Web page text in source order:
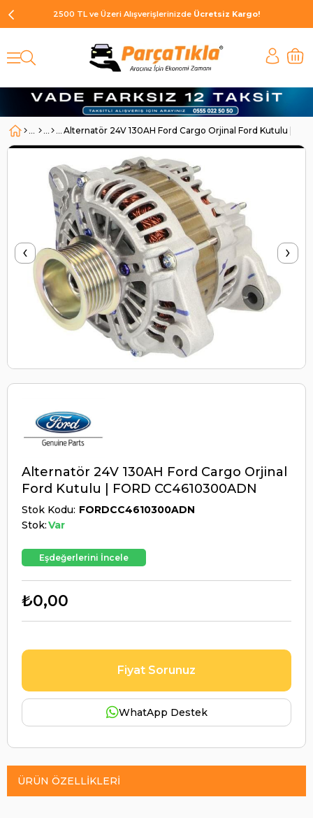
2500 TL ve Üzeri Alışverişlerinizde Ücretsiz Kargo!
Alternatör 24V 130AH Ford Cargo Orjinal Ford Kutulu |
‹ ›
Alternatör 24V 130AH Ford Cargo Orjinal
Ford Kutulu | FORD CC4610300ADN
Stok Kodu FORDCC4610300ADN
Stok:Var
Eşdeğerlerini İncele
₺0,00
Fiyat Sorunuz
WhatApp Destek
ÜRÜN ÖZELLIKLERI